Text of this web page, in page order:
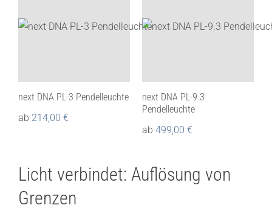
next DNA PL-3 Pendelleuchte
ab 214,00 €
next DNA PL-9.3
Pendelleuchte
ab 499,00 €
Licht verbindet: Auflösung von
Grenzen